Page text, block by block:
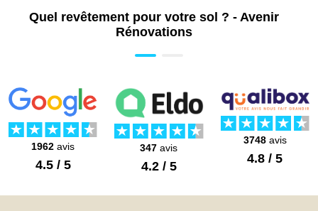
Quel revêtement pour votre sol ? - Avenir
Rénovations
1962 avis
4.5 / 5
347 avis
4.2 / 5
3748avis
4.8 / 5